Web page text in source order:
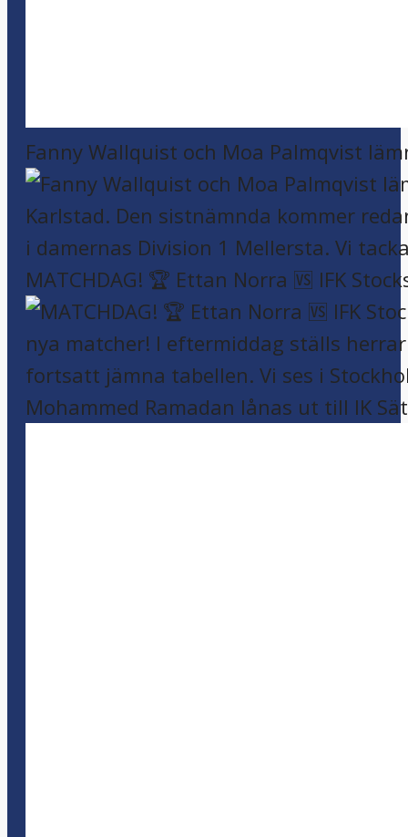
Fanny Wallquist och Moa Palmqvist
MATCHDAG! 🏆 Ettan Norra 🆚 IFK
Mohammed Ramadan lånas ut till IK